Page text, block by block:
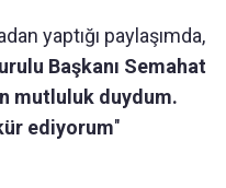
yaptığı paylaşımda,
Başkanı Semahat
mutluluk duydum.
ediyorum"